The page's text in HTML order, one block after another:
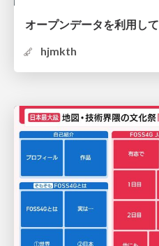
オープンデータを利用し
hjmkth